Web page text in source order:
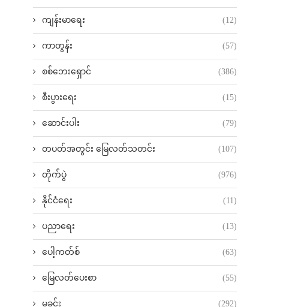
ကျန်းမာရေး (12)
ကာတွန်း (57)
စစ်ဘေးရှောင် (386)
စီးပွားရေး (15)
ဆောင်းပါး (79)
တပတ်အတွင်း မြေလတ်သတင်း (107)
တိုက်ပွဲ (976)
နိုင်ငံရေး (11)
ပညာရေး (13)
ပေါ့ကတ်စ် (63)
မြေလတ်ပေးစာ (55)
မှုခင်း (292)